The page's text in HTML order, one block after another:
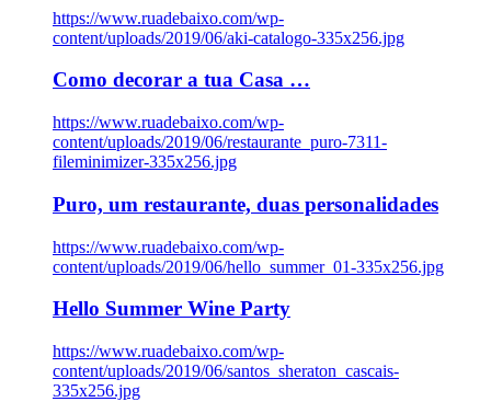
https://www.ruadebaixo.com/wp-
content/uploads/2019/06/aki-catalogo-335x256.jpg
Como decorar a tua Casa …
https://www.ruadebaixo.com/wp-
content/uploads/2019/06/restaurante_puro-7311-
fileminimizer-335x256.jpg
Puro, um restaurante, duas personalidades
https://www.ruadebaixo.com/wp-
content/uploads/2019/06/hello_summer_01-335x256.jpg
Hello Summer Wine Party
https://www.ruadebaixo.com/wp-
content/uploads/2019/06/santos_sheraton_cascais-
335x256.jpg